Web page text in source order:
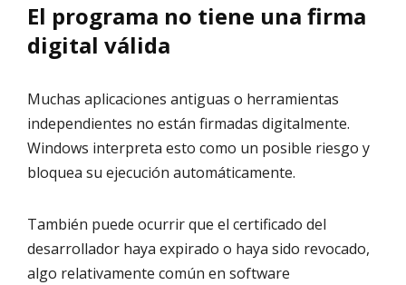
El programa no tiene una firma
digital válida
Muchas aplicaciones antiguas o herramientas
independientes no están firmadas digitalmente.
Windows interpreta esto como un posible riesgo y
bloquea su ejecución automáticamente.
También puede ocurrir que el certificado del
desarrollador haya expirado o haya sido revocado,
algo relativamente común en software